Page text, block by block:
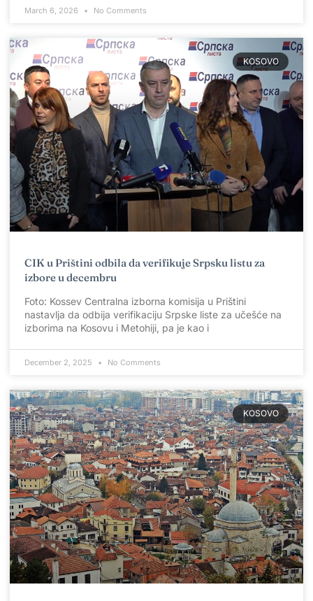
March 6, 2026 No Comments
KOSOVO
CIK u Prištini odbila da verifikuje Srpsku listu za
izbore u decembru
Foto: Kossev Centralna izborna komisija u Prištini
nastavlja da odbija verifikaciju Srpske liste za učešće na
izborima na Kosovu i Metohiji, pa je kao i
December 2, 2025 No Comments
KOSOVO